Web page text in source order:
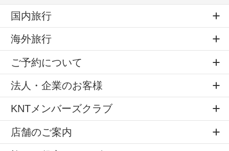
国内旅行
海外旅行
ご予約について
法人・企業のお客様
KNTメンバーズクラブ
店舗のご案内